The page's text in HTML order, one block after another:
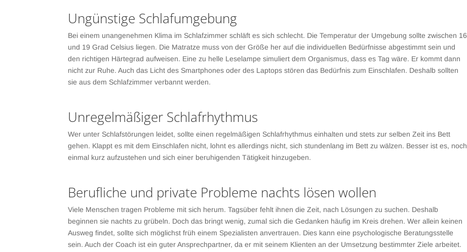
Ungünstige Schlafumgebung
Bei einem unangenehmen Klima im Schlafzimmer schläft es sich schlecht. Die Temperatur der Umgebung sollte zwischen 16
und 19 Grad Celsius liegen. Die Matratze muss von der Größe her auf die individuellen Bedürfnisse abgestimmt sein und
den richtigen Härtegrad aufweisen. Eine zu helle Leselampe simuliert dem Organismus, dass es Tag wäre. Er kommt dann
nicht zur Ruhe. Auch das Licht des Smartphones oder des Laptops stören das Bedürfnis zum Einschlafen. Deshalb sollten
sie aus dem Schlafzimmer verbannt werden.
Unregelmäßiger Schlafrhythmus
Wer unter Schlafstörungen leidet, sollte einen regelmäßigen Schlafrhythmus einhalten und stets zur selben Zeit ins Bett
gehen. Klappt es mit dem Einschlafen nicht, lohnt es allerdings nicht, sich stundenlang im Bett zu wälzen. Besser ist es, noch
einmal kurz aufzustehen und sich einer beruhigenden Tätigkeit hinzugeben.
Berufliche und private Probleme nachts lösen wollen
Viele Menschen tragen Probleme mit sich herum. Tagsüber fehlt ihnen die Zeit, nach Lösungen zu suchen. Deshalb
beginnen sie nachts zu grübeln. Doch das bringt wenig, zumal sich die Gedanken häufig im Kreis drehen. Wer allein keinen
Ausweg findet, sollte sich möglichst früh einem Spezialisten anvertrauen. Dies kann eine psychologische Beratungsstelle
sein. Auch der Coach ist ein guter Ansprechpartner, da er mit seinem Klienten an der Umsetzung bestimmter Ziele arbeitet.